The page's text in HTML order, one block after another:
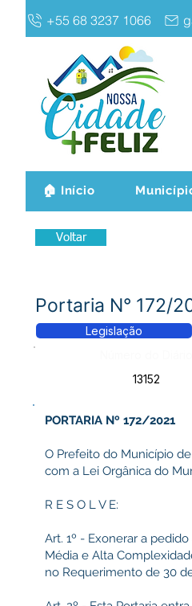
+55 68 3237 1066
🏠 Início
Voltar
Portaria N° 172/
Legislação
13152
PORTARIA Nº 172/2021
O Prefeito do Município
com a Lei Orgânica do
R E S O L V E:
Art. 1º - Exonerar a
Média e Alta
no Requerimento de 30